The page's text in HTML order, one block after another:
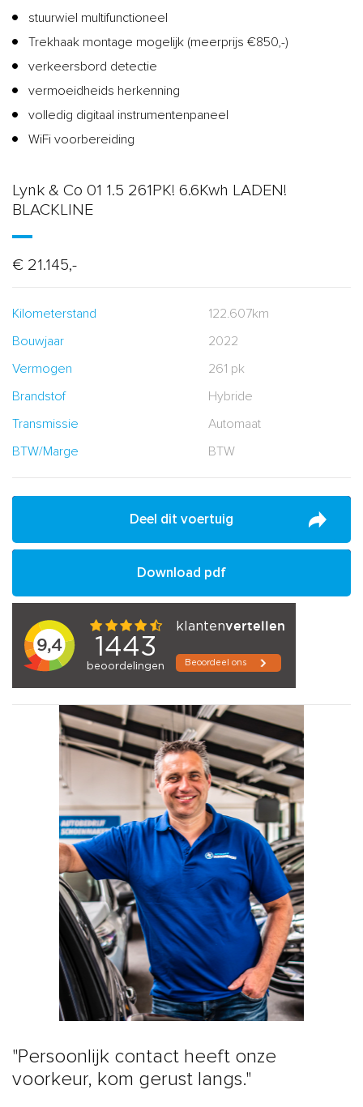
stuurwiel multifunctioneel
Trekhaak montage mogelijk (meerprijs €850,-)
verkeersbord detectie
vermoeidheids herkenning
volledig digitaal instrumentenpaneel
WiFi voorbereiding
Lynk & Co 01 1.5 261PK! 6.6Kwh LADEN!
BLACKLINE
€ 21.145,-
Kilometerstand
122.607km
Bouwjaar
2022
Vermogen
261 pk
Brandstof
Hybride
Transmissie
Automaat
BTW/Marge
BTW
Deel dit voertuig
Download pdf
"Persoonlijk contact heeft onze
voorkeur, kom gerust langs."